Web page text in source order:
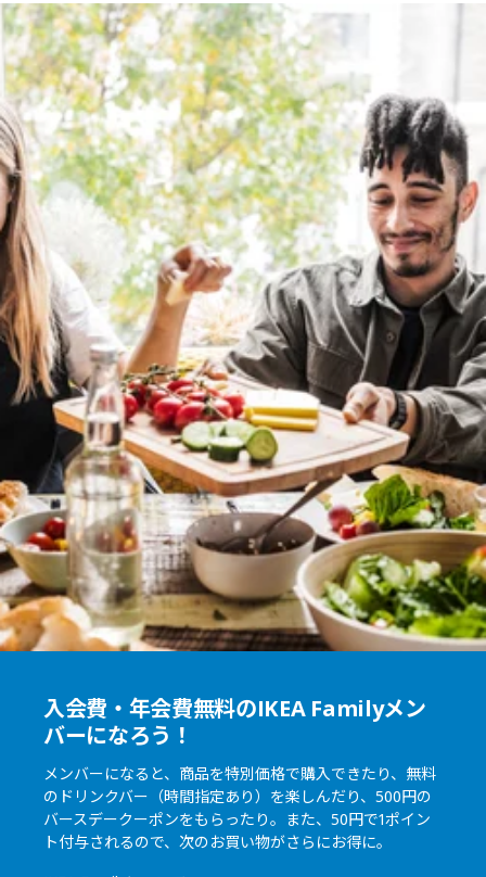
入会費・年会費無料のIKEA Familyメン
バーになろう！
メンバーになると、商品を特別価格で購入できたり、無料
のドリンクバー（時間指定あり）を楽しんだり、500円の
バースデークーポンをもらったり。また、50円で1ポイン
ト付与されるので、次のお買い物がさらにお得に。